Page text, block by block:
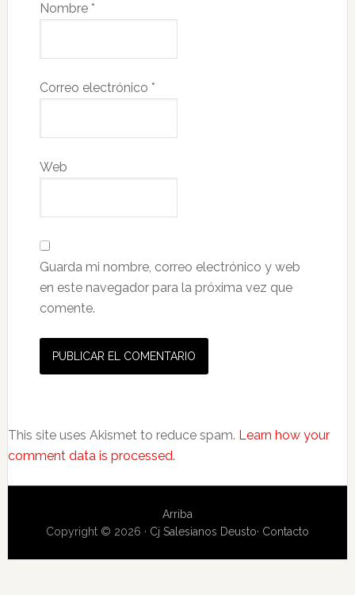
Nombre *
Correo electrónico *
Web
Guarda mi nombre, correo electrónico y web
en este navegador para la próxima vez que
comente.
This site uses Akismet to reduce spam. Learn how your
comment data is processed.
Arriba
Copyright © 2026 · Cj Salesianos Deusto· Contacto